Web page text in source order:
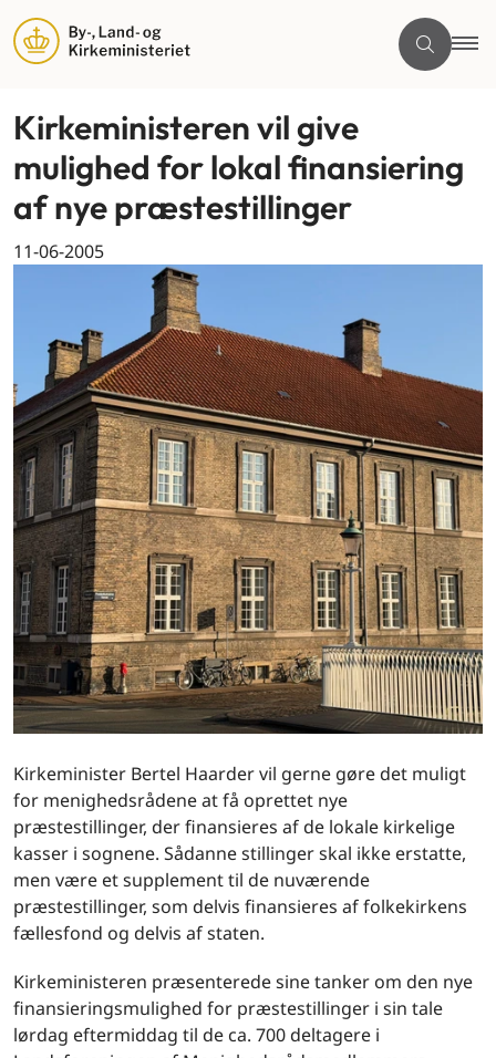
Kirkeministeren vil give
mulighed for lokal finansiering
af nye præstestillinger
11-06-2005
Kirkeminister Bertel Haarder vil gerne gøre det muligt
for menighedsrådene at få oprettet nye
præstestillinger, der finansieres af de lokale kirkelige
kasser i sognene. Sådanne stillinger skal ikke erstatte,
men være et supplement til de nuværende
præstestillinger, som delvis finansieres af folkekirkens
fællesfond og delvis af staten.
Kirkeministeren præsenterede sine tanker om den nye
finansieringsmulighed for præstestillinger i sin tale
lørdag eftermiddag til de ca. 700 deltagere i